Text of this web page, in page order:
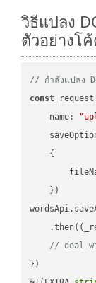
วิธีแปลง
ตัวอย่างโ
// กำลังแปลง
const
name:
    {
    })
    .then(
(
// deal
})